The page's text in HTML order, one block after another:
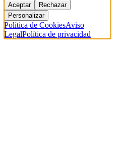
Aceptar
Rechazar
Personalizar
Política de CookiesAviso
LegalPolítica de privacidad